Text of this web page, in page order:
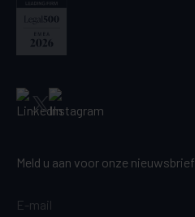
Meld u aan voor onze nieuwsbrief